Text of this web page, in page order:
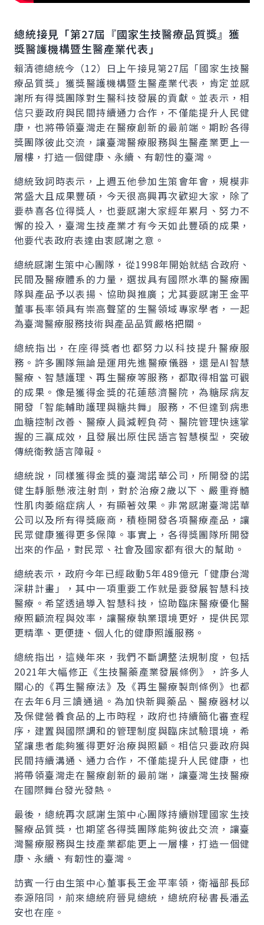
總統接見「第27屆『國家生技醫療品質獎』獲
獎醫護機構暨生醫產業代表」
賴清德總統今（12）日上午接見第27屆「國家生技醫
療品質獎」獲獎醫護機構暨生醫產業代表，肯定並感
謝所有得獎團隊對生醫科技發展的貢獻。並表示，相
信只要政府與民間持續通力合作，不僅能提升人民健
康，也將帶領臺灣走在醫療創新的最前端。期盼各得
獎團隊彼此交流，讓臺灣醫療服務與生醫產業更上一
層樓，打造一個健康、永續、有韌性的臺灣。
總統致詞時表示，上週五他參加生策會年會，規模非
常盛大且成果豐碩，今天很高興再次歡迎大家，除了
要恭喜各位得獎人，也要感謝大家經年累月、努力不
懈的投入，臺灣生技產業才有今天如此豐碩的成果，
他要代表政府表達由衷感謝之意。
總統感謝生策中心團隊，從1998年開始就結合政府、
民間及醫療體系的力量，選拔具有國際水準的醫療團
隊與產品予以表揚、協助與推廣；尤其要感謝王金平
董事長率領具有崇高聲望的生醫領域專家學者，一起
為臺灣醫療服務技術與產品品質嚴格把關。
總統指出，在座得獎者也都努力以科技提升醫療服
務。許多團隊無論是運用先進醫療儀器，還是AI智慧
醫療、智慧護理、再生醫療等服務，都取得相當可觀
的成果。像是獲得金獎的花蓮慈濟醫院，為糖尿病友
開發「智能輔助護理與糖共舞」服務，不但達到病患
血糖控制改善、醫療人員減輕負荷、醫院管理快速掌
握的三贏成效，且發展出原住民語言智慧模型，突破
傳統衛教語言障礙。
總統說，同樣獲得金獎的臺灣諾華公司，所開發的諾
健生靜脈懸液注射劑，對於治療2歲以下、嚴重脊髓
性肌肉萎縮症病人，有顯著效果。非常感謝臺灣諾華
公司以及所有得獎廠商，積極開發各項醫療產品，讓
民眾健康獲得更多保障。事實上，各得獎團隊所開發
出來的作品，對民眾、社會及國家都有很大的幫助。
總統表示，政府今年已經啟動5年489億元「健康台灣
深耕計畫」，其中一項重要工作就是要發展智慧科技
醫療。希望透過導入智慧科技，協助臨床醫療優化醫
療照顧流程與效率，讓醫療執業環境更好，提供民眾
更精準、更便捷、個人化的健康照護服務。
總統指出，這幾年來，我們不斷調整法規制度，包括
2021年大幅修正《生技醫藥產業發展條例》，許多人
關心的《再生醫療法》及《再生醫療製劑條例》也都
在去年6月三讀通過。為加快新興藥品、醫療器材以
及保健營養食品的上市時程，政府也持續簡化審查程
序，建置與國際調和的管理制度與臨床試驗環境，希
望讓患者能夠獲得更好治療與照顧。相信只要政府與
民間持續溝通、通力合作，不僅能提升人民健康，也
將帶領臺灣走在醫療創新的最前端，讓臺灣生技醫療
在國際舞台發光發熱。
最後，總統再次感謝生策中心團隊持續辦理國家生技
醫療品質獎，也期望各得獎團隊能夠彼此交流，讓臺
灣醫療服務與生技產業都能更上一層樓，打造一個健
康、永續、有韌性的臺灣。
訪賓一行由生策中心董事長王金平率領，衛福部長邱
泰源陪同，前來總統府晉見總統，總統府秘書長潘孟
安也在座。